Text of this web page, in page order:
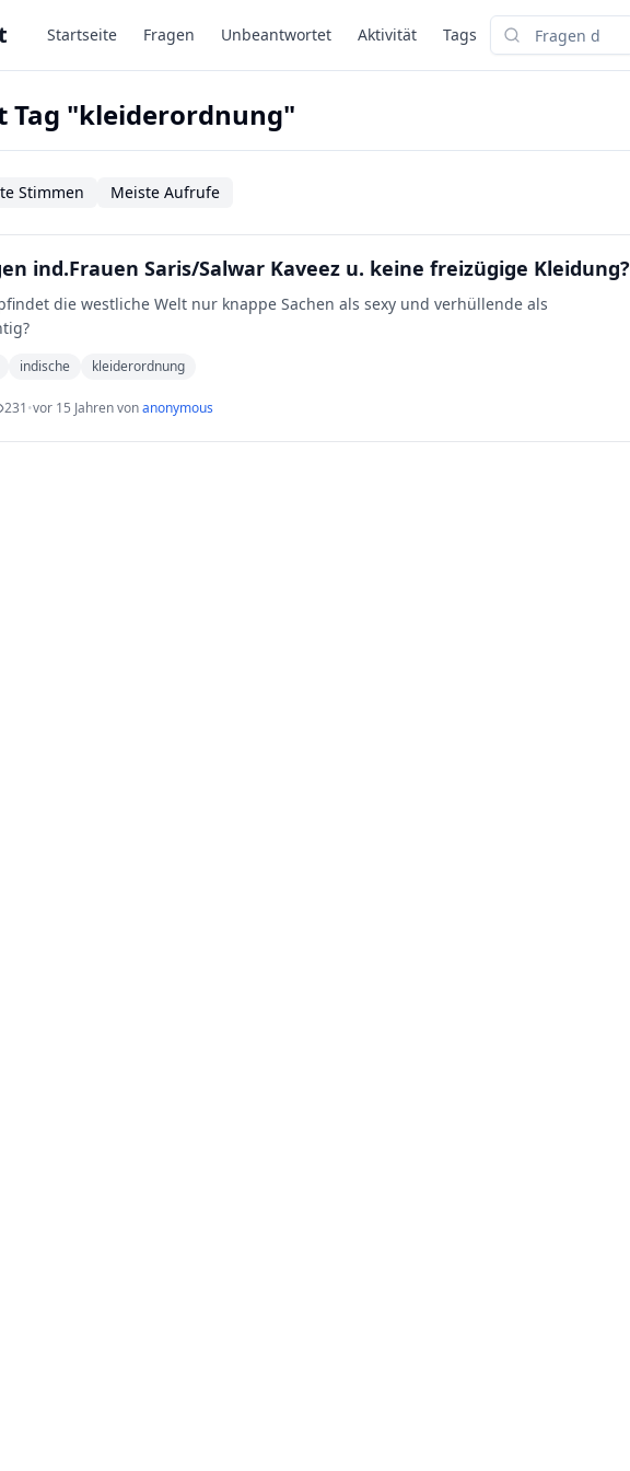
Startseite Fragen Unbeantwortet Aktivität Tags
Suchen
Tag "kleiderordnung"
Stimmen Meiste Aufrufe
ind.Frauen Saris/Salwar Kaveez u. keine freizügige Kleidung?
die westliche Welt nur knappe Sachen als sexy und verhüllende als
indische kleiderordnung
231•vor 15 Jahrenvonanonymous